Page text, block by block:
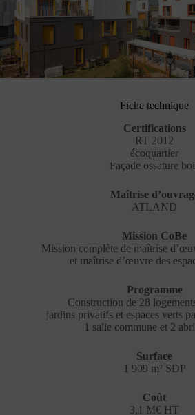
Fiche technique
Certifications
RT 2012
écoquartier
Façade ossature
Maîtrise
ATLAND
Mission CoBe
Mission complète de maîtrise
et maîtrise d’œuvre des
Programme
Construction de 28
jardins privatifs et espaces verts
1 salle commune et 2
Surface
1 909 m² SDP
Coût
3,1 M€ HT